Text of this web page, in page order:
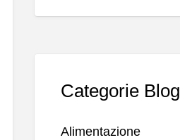
Categorie Blog
Alimentazione